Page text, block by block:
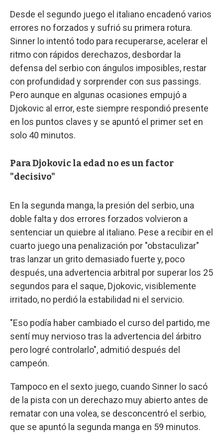
Desde el segundo juego el italiano encadenó varios
errores no forzados y sufrió su primera rotura.
Sinner lo intentó todo para recuperarse, acelerar el
ritmo con rápidos derechazos, desbordar la
defensa del serbio con ángulos imposibles, restar
con profundidad y sorprender con sus passings.
Pero aunque en algunas ocasiones empujó a
Djokovic al error, este siempre respondió presente
en los puntos claves y se apuntó el primer set en
solo 40 minutos.
Para Djokovic la edad no es un factor
"decisivo"
En la segunda manga, la presión del serbio, una
doble falta y dos errores forzados volvieron a
sentenciar un quiebre al italiano. Pese a recibir en el
cuarto juego una penalización por "obstaculizar"
tras lanzar un grito demasiado fuerte y, poco
después, una advertencia arbitral por superar los 25
segundos para el saque, Djokovic, visiblemente
irritado, no perdió la estabilidad ni el servicio.
"Eso podía haber cambiado el curso del partido, me
sentí muy nervioso tras la advertencia del árbitro
pero logré controlarlo", admitió después del
campeón.
Tampoco en el sexto juego, cuando Sinner lo sacó
de la pista con un derechazo muy abierto antes de
rematar con una volea, se desconcentró el serbio,
que se apuntó la segunda manga en 59 minutos.